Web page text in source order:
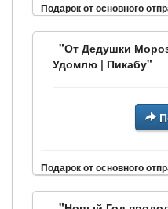
Подарок от основного
"От Дедушки
Удомлю | Пикабу"
Подарок от основного